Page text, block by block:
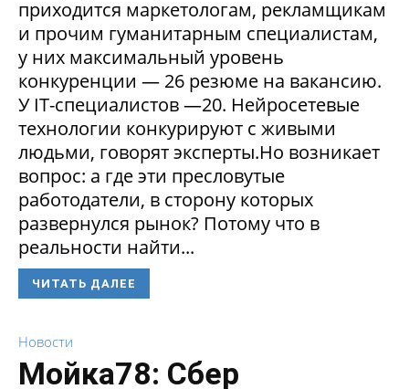
приходится маркетологам, рекламщикам
и прочим гуманитарным специалистам,
у них максимальный уровень
конкуренции — 26 резюме на вакансию.
У IT-специалистов —20. Нейросетевые
технологии конкурируют с живыми
людьми, говорят эксперты.Но возникает
вопрос: а где эти пресловутые
работодатели, в сторону которых
развернулся рынок? Потому что в
реальности найти...
ЧИТАТЬ ДАЛЕЕ
Новости
Мойка78: Сбер